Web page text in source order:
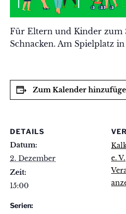
Für Eltern und Kinder zum
Schnacken. Am Spielplatz
Zum Kalender
DETAILS
Datum:
2. Dezember
Zeit:
15:00
Serien:
e. V.